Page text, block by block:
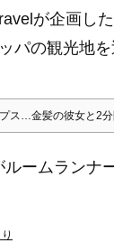
が企画し
パの観光地
ス…金髪の彼女と2
ームランナ